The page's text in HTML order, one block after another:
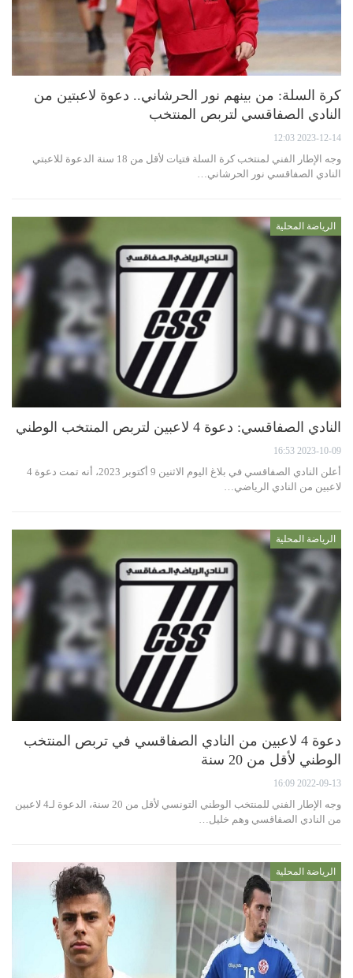
كرة السلة: من بينهم نور الحرشاني.. دعوة لاعبتين من
النادي الصفاقسي لتربص المنتخب
2023-12-14 12:03
وجه الإطار الفني لمنتخب كرة السلة فتيات لأقل من 18 سنة الدعوة للاعبتي
النادي الصفاقسي نور الحرشاني…
الرياضة المحلية
النادي الصفاقسي: دعوة 4 لاعبين لتربص المنتخب الوطني
2023-10-09 16:53
أعلن النادي الصفاقسي في بلاغ اليوم الاثنين 9 أكتوبر 2023، أنه تمت دعوة 4
لاعبين من النادي الرياضي…
الرياضة المحلية
دعوة 4 لاعبين من النادي الصفاقسي في تربص المنتخب
الوطني لأقل من 20 سنة
2022-09-13 16:09
وجه الإطار الفني للمنتخب الوطني التونسي لأقل من 20 سنة، الدعوة لـ4 لاعبين
من النادي الصفاقسي وهم خليل…
الرياضة المحلية